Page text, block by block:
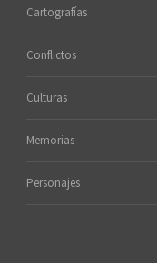
Cartografías
Conflictos
Culturas
Memorias
Personajes